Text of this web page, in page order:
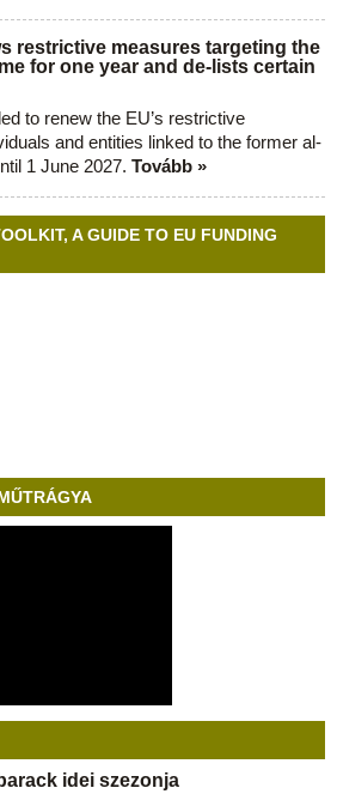
restrictive measures targeting the
for one year and de-lists certain
to renew the EU’s restrictive
and entities linked to the former al-
1 June 2027. Tovább »
A GUIDE TO EU FUNDING
idei szezonja